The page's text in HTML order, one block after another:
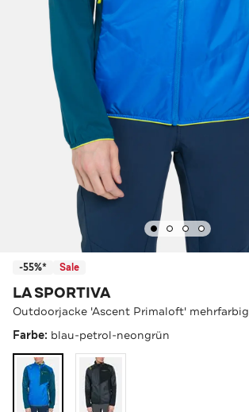
-55%* Sale
LA SPORTIVA
Outdoorjacke 'Ascent Primaloft' mehrfarbig
Farbe: blau-petrol-neongrün